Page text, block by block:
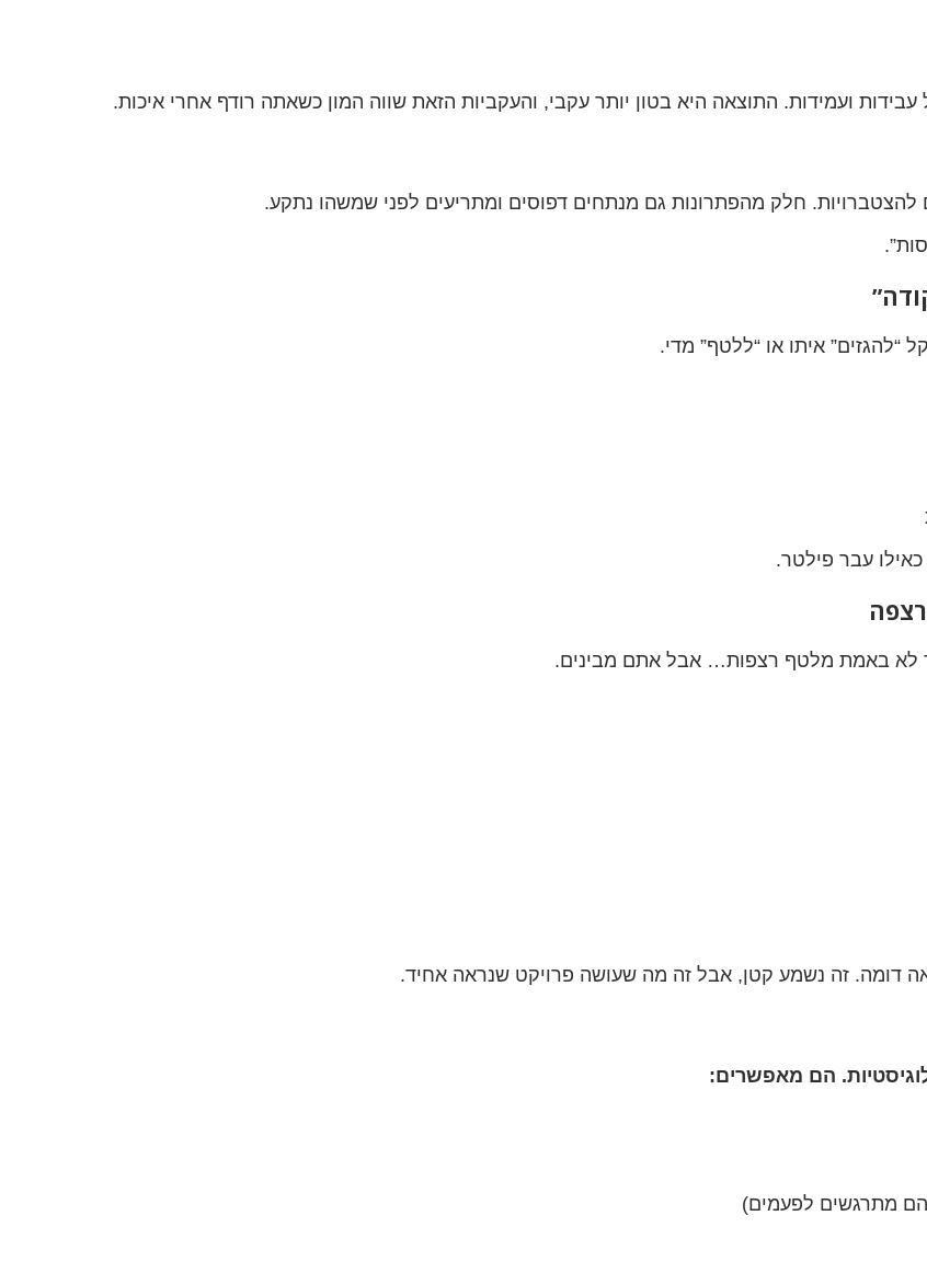
ועמידות. התוצאה היא בטון יותר עקבי, והעקביות הזאת שווה המון כשאתה רודף אחרי איכות.
להצטברויות. חלק מהפתרונות גם מנתחים דפוסים ומתריעים לפני שמשהו נתקע.
“להגזים” איתו או “ללטף” מדי.
עבר פילטר.
לא באמת מלטף רצפות… אבל אתם מבינים.
דומה. זה נשמע קטן, אבל זה מה שעושה פרויקט שנראה אחיד.
מתרגשים לפעמים)